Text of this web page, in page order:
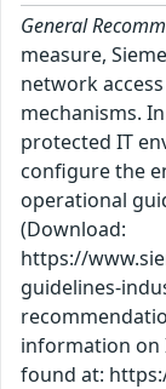
General
measure,
network
mechanisms.
protected IT
configure the
operational
(Download:
https://
guidelines-
information on
found at: